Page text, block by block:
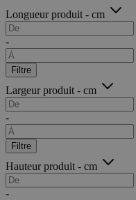
Longueur produit - cm
-
Filtre
Largeur produit - cm
-
Filtre
Hauteur produit - cm
-